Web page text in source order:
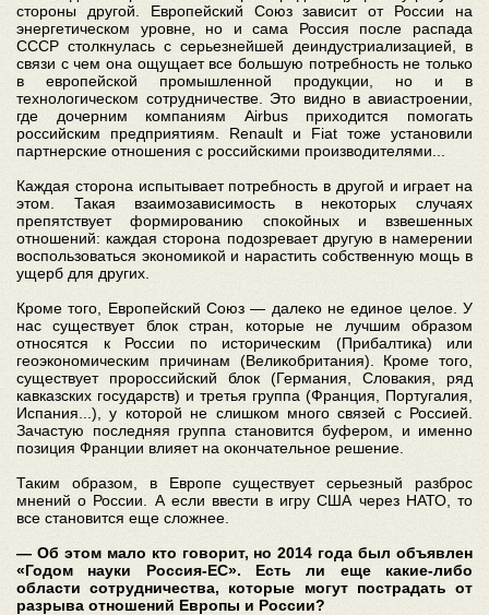
стороны другой. Европейский Союз зависит от России на
энергетическом уровне, но и сама Россия после распада
СССР столкнулась с серьезнейшей деиндустриализацией, в
связи с чем она ощущает все большую потребность не только
в европейской промышленной продукции, но и в
технологическом сотрудничестве. Это видно в авиастроении,
где дочерним компаниям Airbus приходится помогать
российским предприятиям. Renault и Fiat тоже установили
партнерские отношения с российскими производителями...
Каждая сторона испытывает потребность в другой и играет на
этом. Такая взаимозависимость в некоторых случаях
препятствует формированию спокойных и взвешенных
отношений: каждая сторона подозревает другую в намерении
воспользоваться экономикой и нарастить собственную мощь в
ущерб для других.
Кроме того, Европейский Союз — далеко не единое целое. У
нас существует блок стран, которые не лучшим образом
относятся к России по историческим (Прибалтика) или
геоэкономическим причинам (Великобритания). Кроме того,
существует пророссийский блок (Германия, Словакия, ряд
кавказских государств) и третья группа (Франция, Португалия,
Испания...), у которой не слишком много связей с Россией.
Зачастую последняя группа становится буфером, и именно
позиция Франции влияет на окончательное решение.
Таким образом, в Европе существует серьезный разброс
мнений о России. А если ввести в игру США через НАТО, то
все становится еще сложнее.
— Об этом мало кто говорит, но 2014 года был объявлен
«Годом науки Россия-ЕС». Есть ли еще какие-либо
области сотрудничества, которые могут пострадать от
разрыва отношений Европы и России?